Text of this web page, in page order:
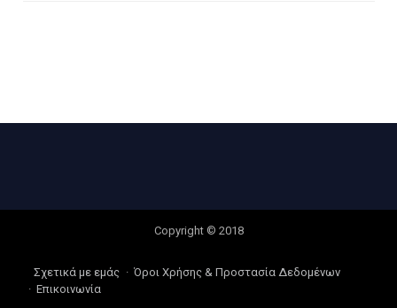
Copyright © 2018
Σχετικά με εμάς
Όροι Χρήσης & Προστασία Δεδομένων
Επικοινωνία